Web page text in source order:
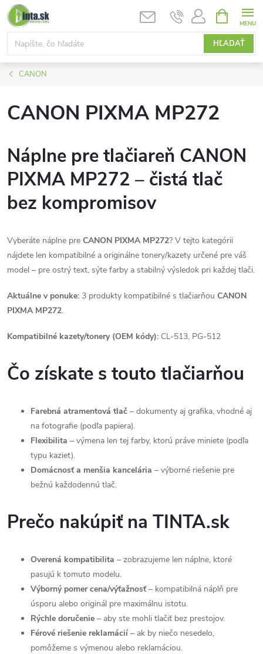
Prejsť
na
obsah
HĽADAŤ
KOŠÍK
CANON
CANON PIXMA MP272
Náplne pre tlačiareň CANON
PIXMA MP272 – čistá tlač
bez kompromisov
Vyberáte náplne pre CANON PIXMA MP272? V tejto kategórii
nájdete len kompatibilné a originálne tonery/kazety určené pre váš
model – pre ostrý text, sýte farby a stabilný výsledok pri každej tlači.
Aktuálne v ponuke: 3 produkty kompatibilné s tlačiarňou CANON
PIXMA MP272.
Kompatibilné kazety/tonery (OEM kódy): CL-513, PG-512
Čo získate s touto tlačiarňou
Farebná atramentová tlač – dokumenty aj grafika, vhodné aj
na fotografie (podľa papiera).
Flexibilita – výmena len tej farby, ktorú práve miniete (podľa
typu kaziet).
Domácnosť a menšia kancelária – výborné riešenie pre
bežnú každodennú tlač.
Prečo nakúpiť na TINTA.sk
Overená kompatibilita – zobrazujeme len náplne, ktoré
pasujú k tomuto modelu.
Výborný pomer cena/výťažnosť – kompatibilná náplň pre
úsporu alebo originál pre maximálnu istotu.
Rýchle doručenie – aby ste mohli tlačiť bez prestojov.
Férové riešenie reklamácií – ak by niečo nesedelo,
pomôžeme s výmenou alebo reklamáciou.